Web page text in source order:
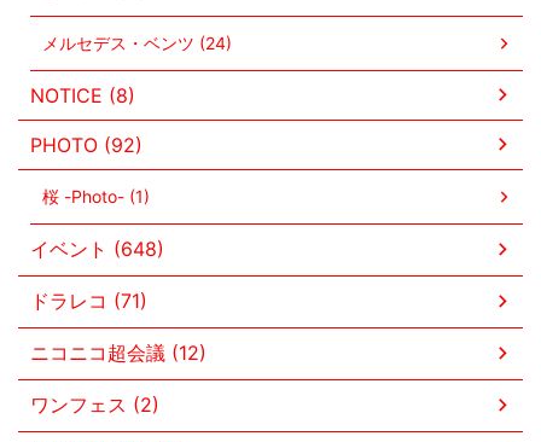
メルセデス・ベンツ (24)
NOTICE (8)
PHOTO (92)
桜 -Photo- (1)
イベント (648)
ドラレコ (71)
ニコニコ超会議 (12)
ワンフェス (2)